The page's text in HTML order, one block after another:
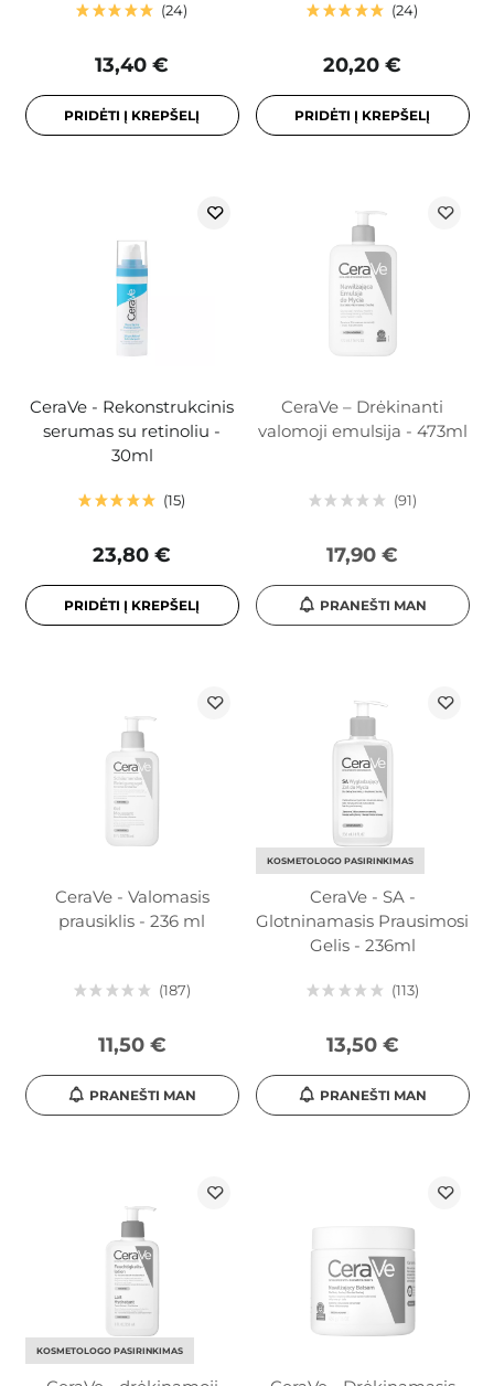
24
13,40 €
PRIDĖTI Į KREPŠELĮ
24
20,20 €
PRIDĖTI Į KREPŠELĮ
CeraVe - Rekonstrukcinis
serumas su retinoliu -
30ml
15
23,80 €
PRIDĖTI Į KREPŠELĮ
CeraVe – Drėkinanti
valomoji emulsija - 473ml
91
17,90 €
PRANEŠTI MAN
CeraVe - Valomasis
prausiklis - 236 ml
187
11,50 €
PRANEŠTI MAN
KOSMETOLOGO PASIRINKIMAS
CeraVe - SA -
Glotninamasis Prausimosi
Gelis - 236ml
113
13,50 €
PRANEŠTI MAN
KOSMETOLOGO PASIRINKIMAS